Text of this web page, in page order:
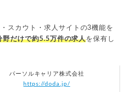
スカウト・求人サイトの3機能を
野だけで約5.5万件の求人を保有し
パーソルキャリア株式会社
https://doda.jp/